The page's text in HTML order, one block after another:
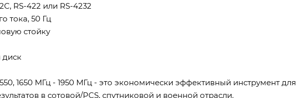
RS-422 или RS-4232
тока, 50 Гц
стойку
диск
1650 МГц - 1950 МГц - это экономически эффективный инструмент для
в сотовой/PCS, спутниковой и военной отрасли.